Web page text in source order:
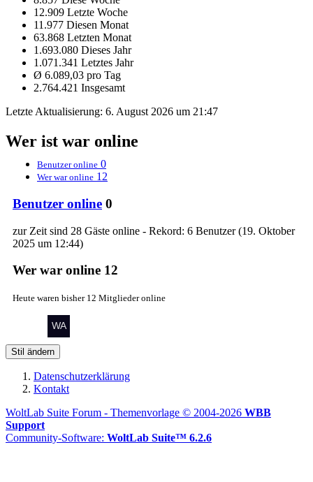
12.909 Letzte Woche
11.977 Diesen Monat
63.868 Letzten Monat
1.693.080 Dieses Jahr
1.071.341 Letztes Jahr
Ø 6.089,03 pro Tag
2.764.421 Insgesamt
Letzte Aktualisierung: 6. August 2026 um 21:47
Wer ist war online
Benutzer online 0
Wer war online 12
Benutzer online 0
zur Zeit sind 28 Gäste online - Rekord: 6 Benutzer (19. Oktober
2025 um 12:44)
Wer war online 12
Heute waren bisher 12 Mitglieder online
Stil ändern
Datenschutzerklärung
Kontakt
WoltLab Suite Forum - Themenvorlage © 2004-2026 WBB
Support
Community-Software: WoltLab Suite™ 6.2.6